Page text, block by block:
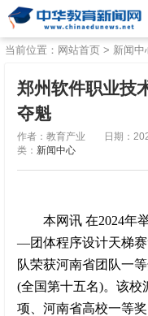
当前位置： 网站首页 > 新闻中
郑州软件职业技
夺魁
作者：教育产业 日期：
类： 新闻中心
本网讯 在2024年
—团体程序设计天梯赛
队荣获河南省团队一
(全国第十五名)。该校
项、河南省高校一等